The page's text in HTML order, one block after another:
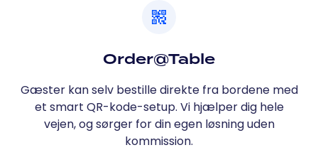
Order@Table
Gæster kan selv bestille direkte fra bordene med
et smart QR-kode-setup. Vi hjælper dig hele
vejen, og sørger for din egen løsning uden
kommission.